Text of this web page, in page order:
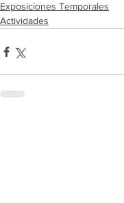
Exposiciones Temporales
Actividades